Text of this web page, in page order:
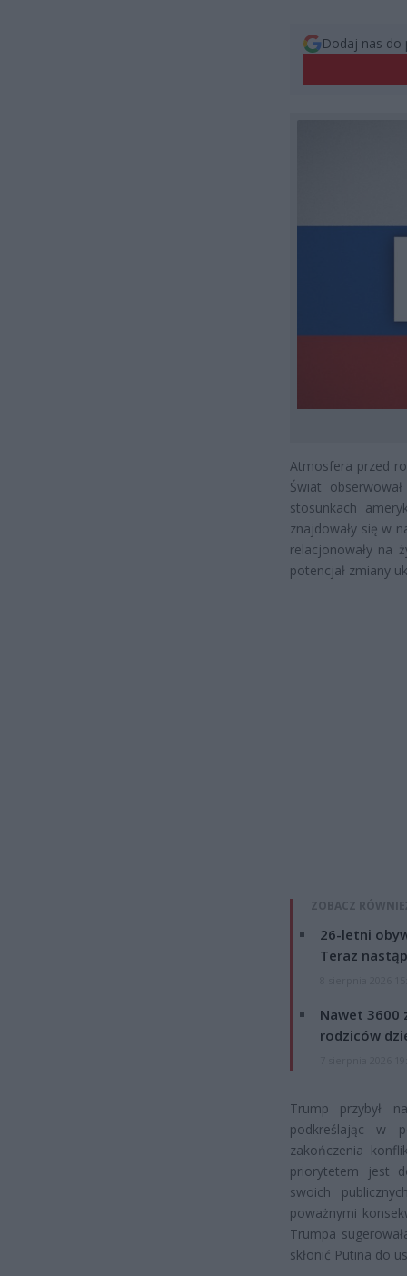
Dodaj nas do
Atmosfera przed
Świat
stosunkach
znajdowały się w
relacjonowały na
potencjał zmiany
ZOBACZ
26-letni
Teraz
Nawet 3600
rodziców
Trump przybył
podkreślając w
zakończenia
priorytetem jest
swoich
poważnymi
Trumpa
skłonić Putina do